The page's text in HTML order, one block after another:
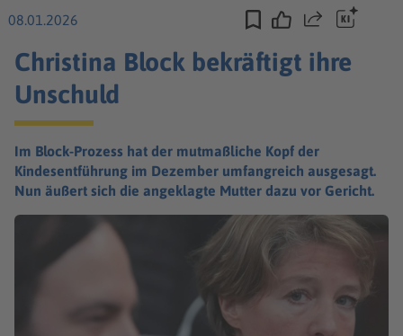
08.01.2026 Teilen
Christina Block bekräftigt ihre
Unschuld
Im Block-Prozess hat der mutmaßliche Kopf der
Kindesentführung im Dezember umfangreich ausgesagt.
Nun äußert sich die angeklagte Mutter dazu vor Gericht.